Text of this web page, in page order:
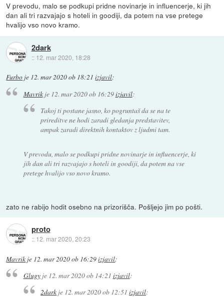
V prevodu, malo se podkupi pridne novinarje in influencerje, ki jih
dan ali tri razvajajo s hoteli in goodiji, da potem na vse pretege
hvalijo vso novo kramo.
2dark
:: 12. mar 2020, 18:28
Furbo je 12. mar 2020 ob 18:21 izjavil:
Mavrikje 12. mar 2020 ob 16:29izjavil:
Takoj ti postane jasno, ko pogruntaš da se na te
prireditve ne hodi zaradi gledanja predstavitev,
ampak zaradi direktnih kontaktov z ljudmi tam.
V prevodu, malo se podkupi pridne novinarje in influencerje, ki
jih dan ali tri razvajajo s hoteli in goodiji, da potem na vse
pretege hvalijo vso novo kramo.
zato ne rabijo hodit osebno na prizorišča. Pošljejo jim po pošti.
proto
:: 12. mar 2020, 20:23
Mavrik je 12. mar 2020 ob 16:29izjavil:
Glugyje 12. mar 2020 ob 14:21 izjavil:
2dark je 12. mar 2020 ob 12:51 izjavil: